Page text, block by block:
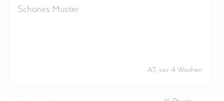
Schönes Muster
AT, vor 4 Wochen